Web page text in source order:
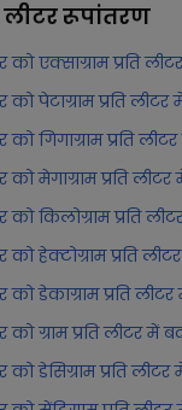
लीटररूपांतरण
को एक्साग्राम प्रति
को पेटाग्राम प्रति
को गिगाग्राम प्रति
को मेगाग्राम प्रति
को किलोग्राम प्रति
को हेक्टोग्राम प्रति
को डेकाग्राम प्रति
को ग्राम प्रति लीटर में
को डेसिग्राम प्रति